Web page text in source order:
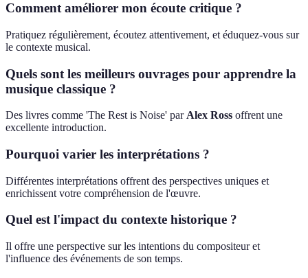
Comment améliorer mon écoute critique ?
Pratiquez régulièrement, écoutez attentivement, et éduquez-vous sur
le contexte musical.
Quels sont les meilleurs ouvrages pour apprendre la
musique classique ?
Des livres comme 'The Rest is Noise' par Alex Ross offrent une
excellente introduction.
Pourquoi varier les interprétations ?
Différentes interprétations offrent des perspectives uniques et
enrichissent votre compréhension de l'œuvre.
Quel est l'impact du contexte historique ?
Il offre une perspective sur les intentions du compositeur et
l'influence des événements de son temps.